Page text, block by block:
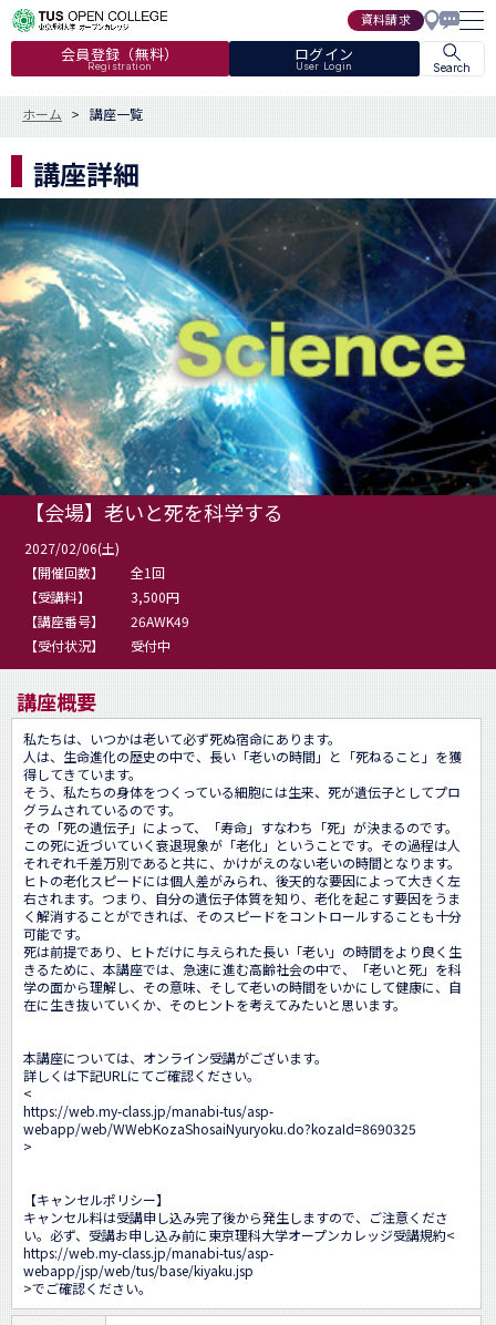
資料請求
会員登録（無料）
Registration
ログイン
User Login Search
ホーム 講座一覧
講座詳細
【会場】老いと死を科学する
2027/02/06(土)
【開催回数】
全1回
【受講料】
3,500円
【講座番号】
26AWK49
【受付状況】
受付中
講座概要
私たちは、いつかは老いて必ず死ぬ宿命にあります。
人は、生命進化の歴史の中で、長い「老いの時間」と「死ねること」を獲
得してきています。
そう、私たちの身体をつくっている細胞には生来、死が遺伝子としてプロ
グラムされているのです。
その「死の遺伝子」によって、「寿命」すなわち「死」が決まるのです。
この死に近づいていく衰退現象が「老化」ということです。その過程は人
それぞれ千差万別であると共に、かけがえのない老いの時間となります。
ヒトの老化スピードには個人差がみられ、後天的な要因によって大きく左
右されます。つまり、自分の遺伝子体質を知り、老化を起こす要因をうま
く解消することができれば、そのスピードをコントロールすることも十分
可能です。
死は前提であり、ヒトだけに与えられた長い「老い」の時間をより良く生
きるために、本講座では、急速に進む高齢社会の中で、「老いと死」を科
学の面から理解し、その意味、そして老いの時間をいかにして健康に、自
在に生き抜いていくか、そのヒントを考えてみたいと思います。
本講座については、オンライン受講がございます。
詳しくは下記URLにてご確認ください。
<
https://web.my-class.jp/manabi-tus/asp-
webapp/web/WWebKozaShosaiNyuryoku.do?kozaId=8690325
>
【キャンセルポリシー】
キャンセル料は受講申し込み完了後から発生しますので、ご注意くださ
い。必ず、受講お申し込み前に東京理科大学オープンカレッジ受講規約<
https://web.my-class.jp/manabi-tus/asp-
webapp/jsp/web/tus/base/kiyaku.jsp
>でご確認ください。